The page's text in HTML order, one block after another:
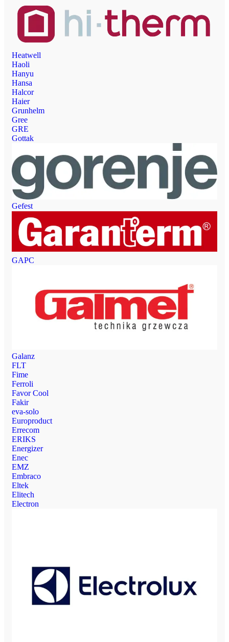
Heatwell
Haoli
Hanyu
Hansa
Halcor
Haier
Grunhelm
Gree
GRE
Gottak
Gefest
GAPC
Galanz
FLT
Fime
Ferroli
Favor Cool
Fakir
eva-solo
Europroduct
Errecom
ERIKS
Energizer
Enec
EMZ
Embraco
Eltek
Elitech
Electron